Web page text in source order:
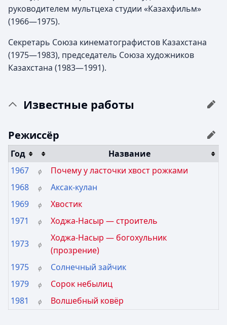
руководителем мультцеха студии «Казахфильм»
(1966—1975).
Секретарь Союза кинематографистов Казахстана
(1975—1983), председатель Союза художников
Казахстана (1983—1991).
Известные работы
Режиссёр
Год
Название
1967
ф
Почему у ласточки хвост рожками
1968
ф
Аксак-кулан
1969
ф
Хвостик
1971
ф Ходжа-Насыр — строитель
1973 ф
Ходжа-Насыр — богохульник
(прозрение)
1975
ф
Солнечный зайчик
1979
ф
Сорок небылиц
1981
ф Волшебный ковёр